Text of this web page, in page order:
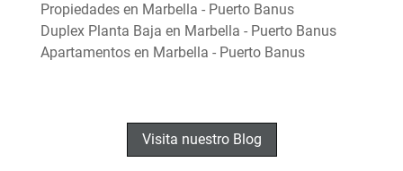
Propiedades en Marbella - Puerto Banus
Duplex Planta Baja en Marbella - Puerto Banus
Apartamentos en Marbella - Puerto Banus
Visita nuestro Blog